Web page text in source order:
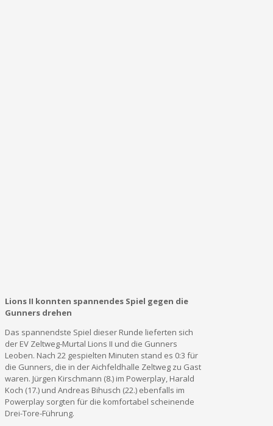
Lions II konnten spannendes Spiel gegen die
Gunners drehen
Das spannendste Spiel dieser Runde lieferten sich
der EV Zeltweg-Murtal Lions II und die Gunners
Leoben. Nach 22 gespielten Minuten stand es 0:3 für
die Gunners, die in der Aichfeldhalle Zeltweg zu Gast
waren. Jürgen Kirschmann (8.) im Powerplay, Harald
Koch (17.) und Andreas Bihusch (22.) ebenfalls im
Powerplay sorgten für die komfortabel scheinende
Drei-Tore-Führung.